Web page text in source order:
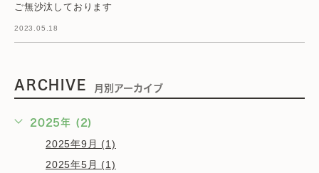
ご無沙汰しております
2023.05.18
ARCHIVE 月別アーカイブ
2025年 (2)
2025年9月 (1)
2025年5月 (1)